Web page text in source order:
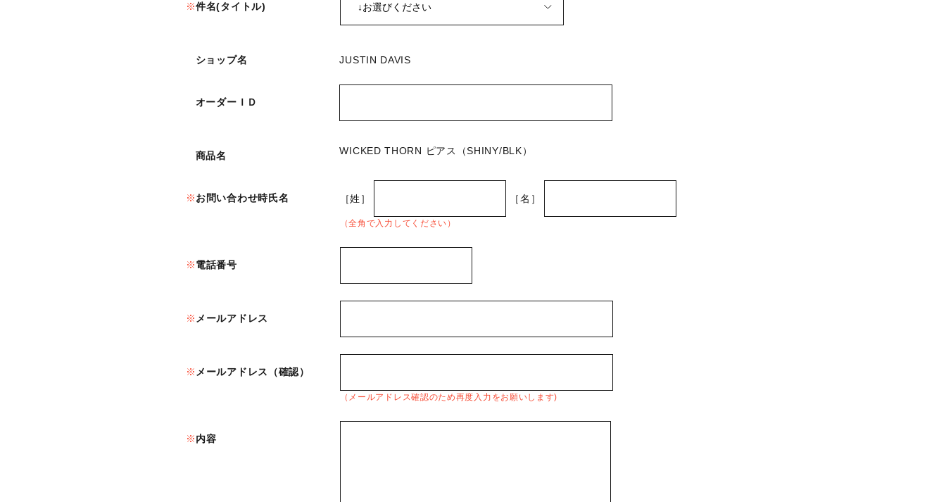
件名(タイトル)
ショップ名 JUSTIN DAVIS
オーダーＩＤ
商品名 WICKED THORN ピアス（SHINY/BLK）
お問い合わせ時氏名 ［姓］ ［名］
（全角で入力してください）
電話番号
メールアドレス
メールアドレス（確認）
（メールアドレス確認のため再度入力をお願いします)
内容